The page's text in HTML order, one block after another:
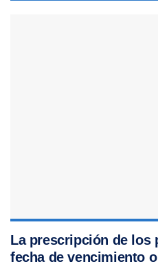
La prescripción de los
fecha de vencimiento